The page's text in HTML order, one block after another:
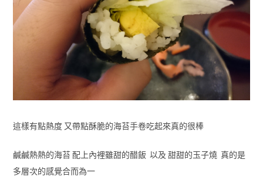
這樣有點熱度 又帶點酥脆的海苔手卷吃起來真的很棒
鹹鹹熱熱的海苔 配上內裡雖甜的醋飯 以及 甜甜的玉子燒 真的是
多層次的感覺合而為一